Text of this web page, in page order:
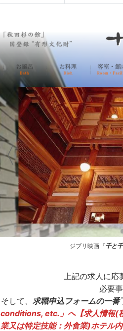
ジブリ映画『千と
上記の求人に
必要
そして、求職申込フォームの一番
conditions, etc.」へ【求人情報(
業又は特定技能：外食業)ホテル